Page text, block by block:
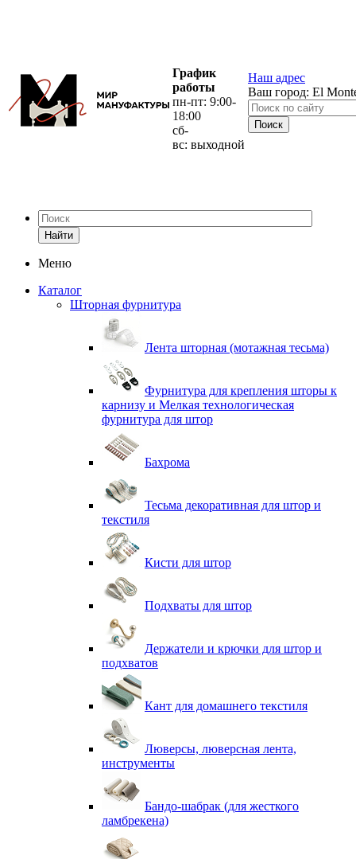
График
работы
пн-пт: 9:00-
18:00
сб-
вс: выходной
Наш адрес
Ваш город: El
Найти
Меню
Каталог
Шторная фурнитура
Лента шторная (мотажная тесьма)
Фурнитура для крепления шторы к
карнизу и Мелкая технологическая
фурнитура для штор
Бахрома
Тесьма декоративная для штор и
текстиля
Кисти для штор
Подхваты для штор
Держатели и крючки для штор и
подхватов
Кант для домашнего текстиля
Люверсы, люверсная лента,
инструменты
Бандо-шабрак (для жесткого
ламбрекена)